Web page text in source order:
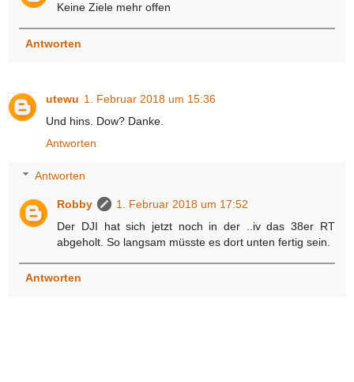
Keine Ziele mehr offen
Antworten
utewu 1. Februar 2018 um 15:36
Und hins. Dow? Danke.
Antworten
Antworten
Robby
1. Februar 2018 um 17:52
Der DJI hat sich jetzt noch in der ..iv das 38er RT
abgeholt. So langsam müsste es dort unten fertig sein.
Antworten